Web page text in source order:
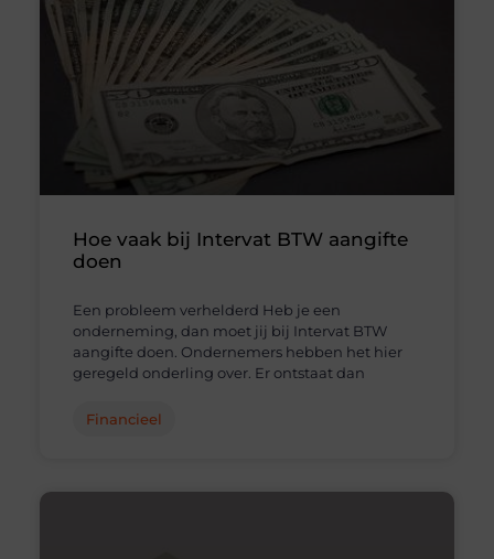
Hoe vaak bij Intervat BTW aangifte
doen
Een probleem verhelderd Heb je een
onderneming, dan moet jij bij Intervat BTW
aangifte doen. Ondernemers hebben het hier
geregeld onderling over. Er ontstaat dan
Financieel